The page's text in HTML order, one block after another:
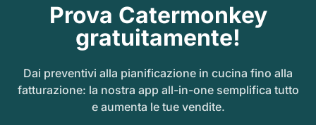
Prova Catermonkey
gratuitamente!
Dai preventivi alla pianificazione in cucina fino alla
fatturazione: la nostra app all-in-one semplifica tutto
e aumenta le tue vendite.